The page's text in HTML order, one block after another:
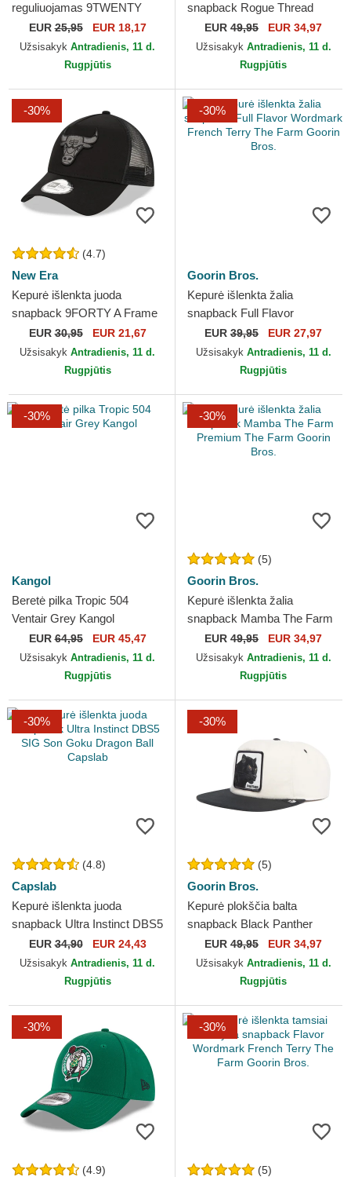
reguliuojamas 9TWENTY
League Essential Los
Angeles Dodgers MLB New
EUR25,95 EUR 18,17
Užsisakyk Antradienis, 11 d.
Rugpjūtis
snapback Rogue Thread
Rebel Rugged Comfort The
Farm Goorin Bros.
EUR 49,95 EUR 34,97
Užsisakyk Antradienis, 11 d.
Rugpjūtis
-30%
(4.7)
New Era
Kepurė išlenkta juoda
snapback 9FORTY A Frame
Tonal Chicago Bulls NBA
New Era
EUR30,95 EUR 21,67
Užsisakyk Antradienis, 11 d.
Rugpjūtis
-30%
Goorin Bros.
Kepurė išlenkta žalia
snapback Full Flavor
Wordmark French Terry The
Farm Goorin Bros.
EUR 39,95 EUR 27,97
Užsisakyk Antradienis, 11 d.
Rugpjūtis
-30%
Kangol
Beretė pilka Tropic 504
Ventair Grey Kangol
EUR64,95 EUR 45,47
Užsisakyk Antradienis, 11 d.
Rugpjūtis
-30%
(5)
Goorin Bros.
Kepurė išlenkta žalia
snapback Mamba The Farm
Premium The Farm Goorin
Bros.
EUR 49,95 EUR 34,97
Užsisakyk Antradienis, 11 d.
Rugpjūtis
-30%
(4.8)
Capslab
Kepurė išlenkta juoda
snapback Ultra Instinct DBS5
SIG Son Goku Dragon Ball
Capslab
EUR34,90 EUR 24,43
Užsisakyk Antradienis, 11 d.
Rugpjūtis
-30%
(5)
Goorin Bros.
Kepurė plokščia balta
snapback Black Panther
Stealth Explorer The Farm
Flats The Farm Goorin Bros.
EUR 49,95 EUR 34,97
Užsisakyk Antradienis, 11 d.
Rugpjūtis
-30%
(4.9)
-30%
(5)